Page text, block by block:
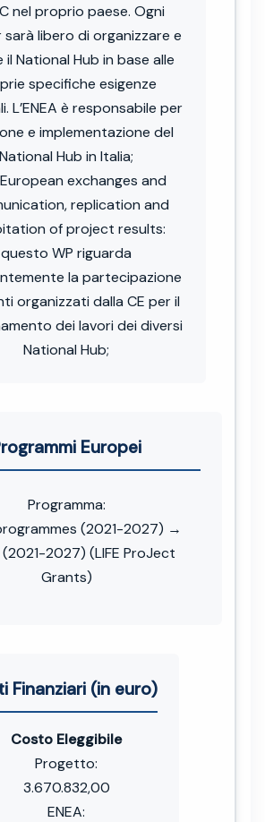
nel proprio paese. Ogni
libero di organizzare e
il National Hub in base alle
specifiche esigenze
L’ENEA è responsabile per
e implementazione del
National Hub in Italia;
exchanges and
replication and
of project results:
questo WP riguarda
la partecipazione
organizzati dalla CE per il
dei lavori dei diversi
National Hub;
Europei
Programma:
(2021-2027) →
(2021-2027) (LIFE ProJect
Grants)
Finanziari (in euro)
Costo Eleggibile
Progetto:
3.670.832,00
ENEA: